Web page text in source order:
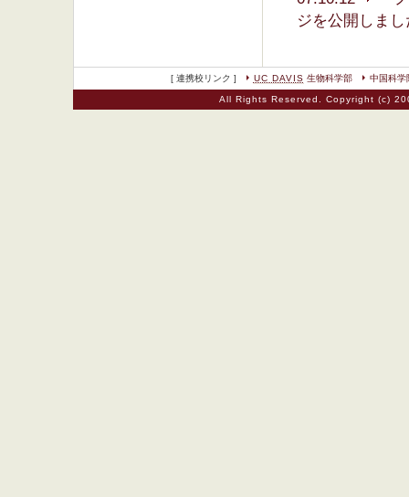
ジを公開しまし
[ 連携校リンク ] UC DAVIS 生物科学部 中国科学
All Rights Reserved. Copyright (c)